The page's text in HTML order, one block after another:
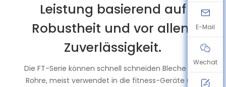
Leistung basierend auf
Robustheit und vor allem
Zuverlässigkeit.
Die FT-Serie können schnell schneiden Bleche und
Rohre, meist verwendet in die fitness-Geräte und
E-Mail
Wechat